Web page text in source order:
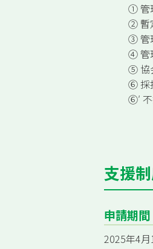
① 管
② 暫
③ 管
④ 管
⑤ 協
⑥ 採
⑥′
支援
申請期間
2025年4月